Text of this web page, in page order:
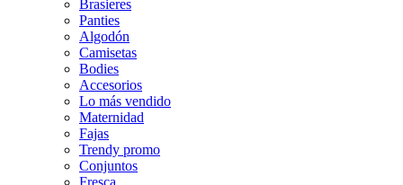
Brasieres
Panties
Algodón
Camisetas
Bodies
Accesorios
Lo más vendido
Maternidad
Fajas
Trendy promo
Conjuntos
Fresca